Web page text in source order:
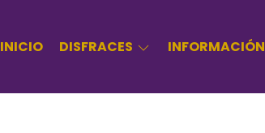
INICIO DISFRACES INFORMACIÓN